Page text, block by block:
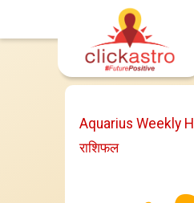
Aquarius Weekly
राशिफल